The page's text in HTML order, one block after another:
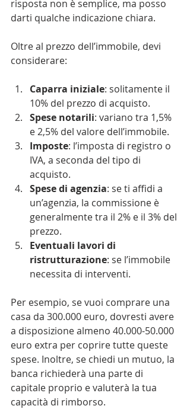
risposta non è semplice, ma posso
darti qualche indicazione chiara.
Oltre al prezzo dell’immobile, devi
considerare:
Caparra iniziale: solitamente il
10% del prezzo di acquisto.
Spese notarili: variano tra 1,5%
e 2,5% del valore dell’immobile.
Imposte: l’imposta di registro o
IVA, a seconda del tipo di
acquisto.
Spese di agenzia: se ti affidi a
un’agenzia, la commissione è
generalmente tra il 2% e il 3% del
prezzo.
Eventuali lavori di
ristrutturazione: se l’immobile
necessita di interventi.
Per esempio, se vuoi comprare una
casa da 300.000 euro, dovresti avere
a disposizione almeno 40.000-50.000
euro extra per coprire tutte queste
spese. Inoltre, se chiedi un mutuo, la
banca richiederà una parte di
capitale proprio e valuterà la tua
capacità di rimborso.